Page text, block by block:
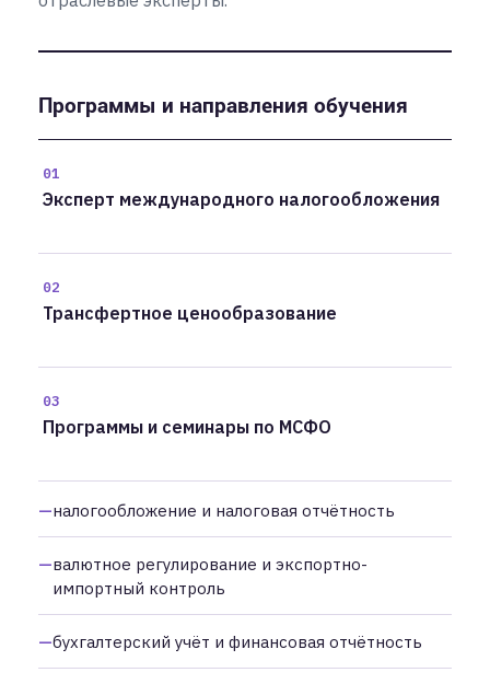
Программы и направления обучения
01
Эксперт международного налогообложения
02
Трансфертное ценообразование
03
Программы и семинары по МСФО
налогообложение и налоговая отчётность
валютное регулирование и экспортно-
импортный контроль
бухгалтерский учёт и финансовая отчётность